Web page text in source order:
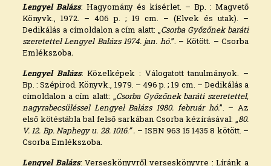
Lengyel Balázs: Hagyomány és kísérlet. – Bp. : Magvető
Könyvk., 1972. – 406 p. ; 19 cm. – (Elvek és utak). –
Dedikálás a címoldalon a cím alatt: „Csorba Győzőnek baráti
szeretettel Lengyel Balázs 1974. jan. hó.”. – Kötött. – Csorba
Emlékszoba.
Lengyel Balázs: Közelképek : Válogatott tanulmányok. –
Bp. : Szépirod. Könyvk., 1979. – 496 p. ; 19 cm. – Dedikálás a
címoldalon a cím alatt: „Csorba Győzőnek baráti szeretettel,
nagyrabecsüléssel Lengyel Balázs 1980. február hó.”. – Az
első kötéstábla bal felső sarkában Csorba kézírásával: „80.
V. 12. Bp. Naphegy u. 28. 1016.” . – ISBN 963 15 1435 8 kötött. –
Csorba Emlékszoba.
Lengyel Balázs: Verseskönyvről verseskönyvre : Líránk a